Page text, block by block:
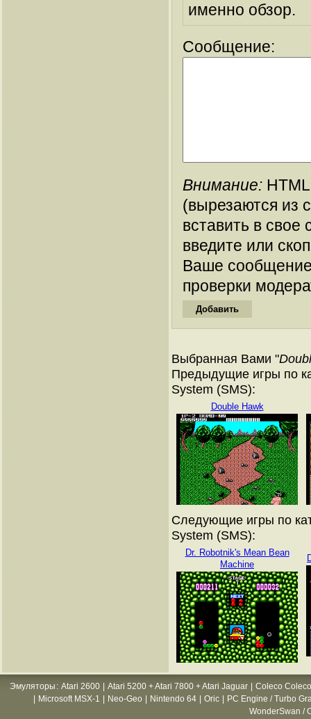
именно обзор.
Сообщение:
Внимание:
(вырезаются из
вставить в
введите или
Ваше
проверки
Выбранная Вами "
Предыдущие игры по
System (SMS):
Double Hawk
Следующие игры по
System (SMS):
Dr. Robotnik's Mean Bean
Machine
Эмуляторы : Atari 2600 Atari 5200 + Atari 7800 + Atari Jaguar
Coleco
Microsoft MSX-1 Neo-Geo Nintendo 64 Oric
PC Engine / Turbo
WonderSwan /